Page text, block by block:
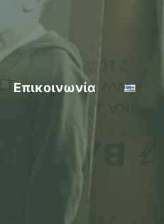
Επικοινωνία